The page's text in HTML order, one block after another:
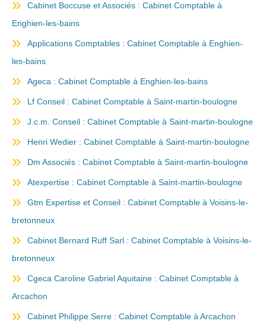
Cabinet Boccuse et Associés : Cabinet Comptable à
Enghien-les-bains
Applications Comptables : Cabinet Comptable à Enghien-
les-bains
Ageca : Cabinet Comptable à Enghien-les-bains
Lf Conseil : Cabinet Comptable à Saint-martin-boulogne
J.c.m. Conseil : Cabinet Comptable à Saint-martin-boulogne
Henri Wedier : Cabinet Comptable à Saint-martin-boulogne
Dm Associés : Cabinet Comptable à Saint-martin-boulogne
Atexpertise : Cabinet Comptable à Saint-martin-boulogne
Gtm Expertise et Conseil : Cabinet Comptable à Voisins-le-
bretonneux
Cabinet Bernard Ruff Sarl : Cabinet Comptable à Voisins-le-
bretonneux
Cgeca Caroline Gabriel Aquitaine : Cabinet Comptable à
Arcachon
Cabinet Philippe Serre : Cabinet Comptable à Arcachon